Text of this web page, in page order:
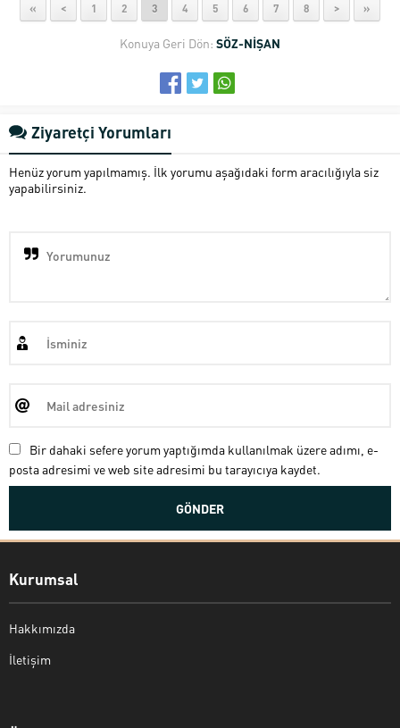
« < 1 2 3 4 5 6 7 8 > »
Konuya Geri Dön: SÖZ-NİŞAN
Ziyaretçi Yorumları
Henüz yorum yapılmamış. İlk yorumu aşağıdaki form aracılığıyla siz
yapabilirsiniz.
Bir dahaki sefere yorum yaptığımda kullanılmak üzere adımı, e-
posta adresimi ve web site adresimi bu tarayıcıya kaydet.
Kurumsal
Hakkımızda
İletişim